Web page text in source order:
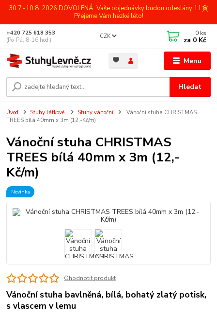
30.7.-10.8. 2026 DOVOLENÁ. Vaše objednávky budou odeslány 11.8.
Přejeme Vám hezké léto!
Menu
CZK
Hledat
+420 725 618 353
(Po-Pá, 8-16 hod.)
0 ks
za 0 Kč
Úvod Stuhy látkové Stuhy vánoční
Vánoční stuha CHRISTMAS
TREES bílá 40mm x 3m (12,-Kč/m)
Vánoční stuha CHRISTMAS
TREES bílá 40mm x 3m (12,-
Kč/m)
Novinka
Ohodnotit produkt
Vánoční stuha bavlněná, bílá, bohatý zlatý potisk,
s vlascem v lemu